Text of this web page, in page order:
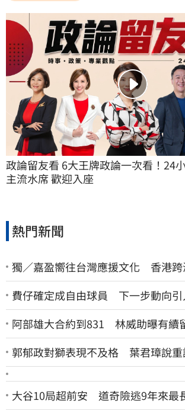
政論留友看 6大王牌政論一次看！24
主流水席 歡迎入座
熱門新聞
獨／嘉盈嚮往台灣應援文化 香港跨
費仔確定成自由球員 下一步動向引
阿部雄大合約到831 林威助曝有續
郭郁政對獅表現不及格 葉君璋說重
大谷10局超前安 道奇險逃9年來最